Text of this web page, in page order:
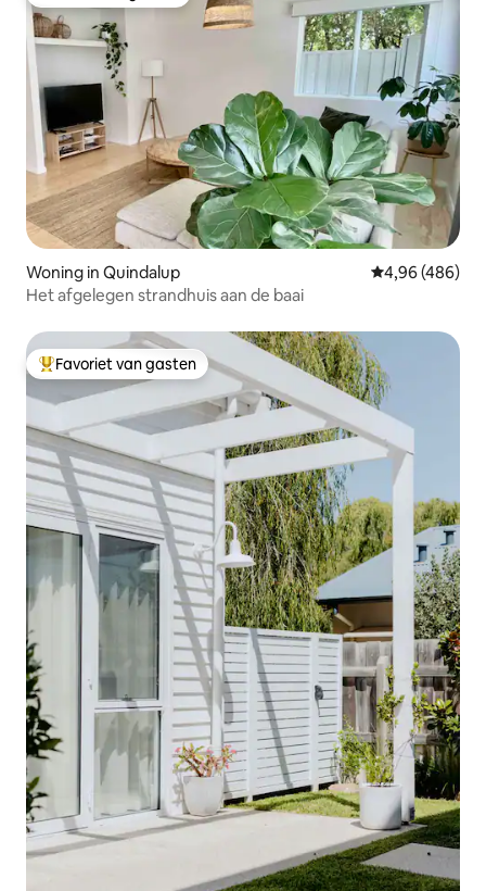
Woning in Quindalup Gemiddelde
4,96 (486)
Het afgelegen strandhuis aan de baai
Topfavoriet van gasten
Favoriet van gasten